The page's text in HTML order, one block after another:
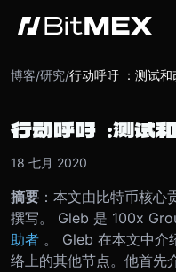
博客/研究/行动呼吁 ：测试
行动呼吁 ：测
18 七月 2020
摘要 ：本文由比特币核
撰写。 Gleb 是 100x
助者 。 Gleb 在本文中
络上的其他节点。他首